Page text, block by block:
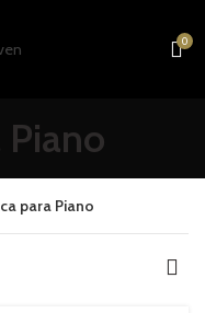
0
Piano
para Piano